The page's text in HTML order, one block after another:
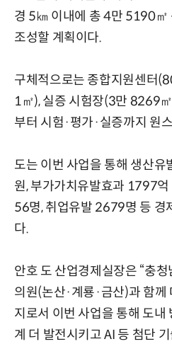
경 5㎞ 이내에 총 4만 5190㎡
조성할 계획이다.
구체적으로는 종합지원센터
1㎡), 실증 시험장(3만 8269
부터 시험·평가·실증까지 원
도는 이번 사업을 통해 생산
원, 부가가치유발효과 1797
56명, 취업유발 2679명 등 경
다.
안호 도 산업경제실장은 “충청
의원(논산·계룡·금산)과 함께
지로서 이번 사업을 통해 도내
계 더 발전시키고 AI 등 첨단